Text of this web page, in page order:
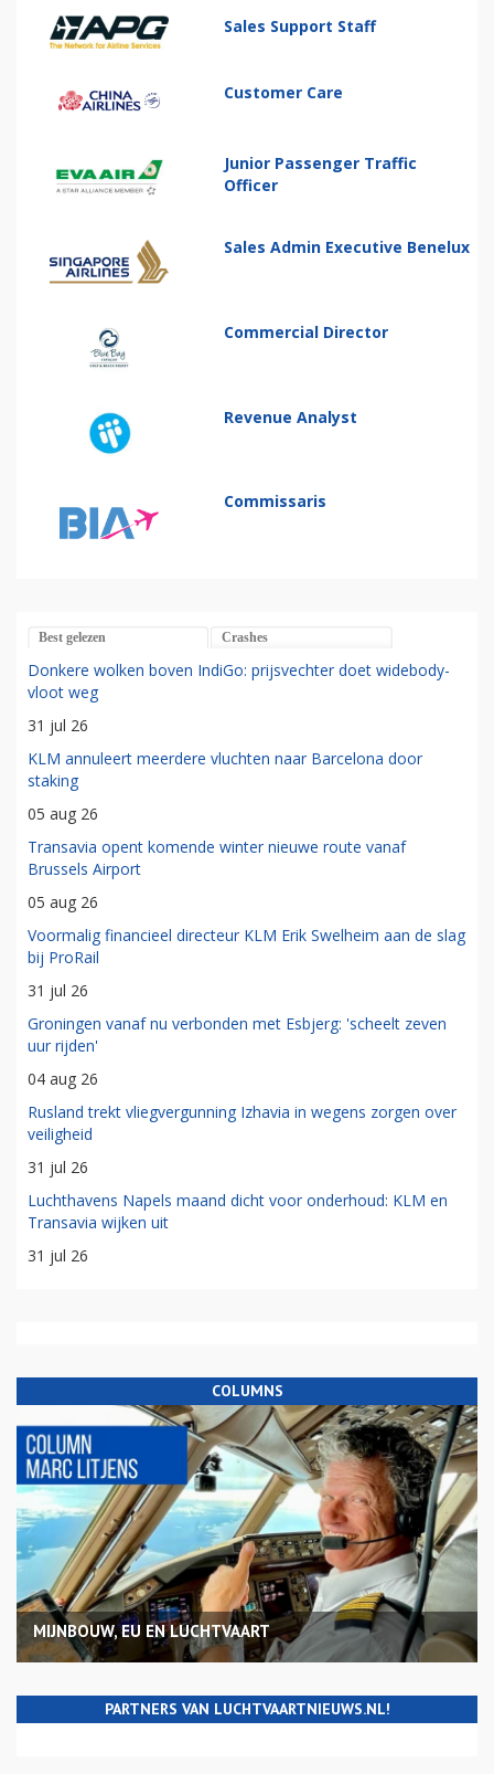
Sales Support Staff
Customer Care
Junior Passenger Traffic
Officer
Sales Admin Executive Benelux
Commercial Director
Revenue Analyst
Commissaris
Best gelezen Crashes
Donkere wolken boven IndiGo: prijsvechter doet widebody-
vloot weg
31 jul 26
KLM annuleert meerdere vluchten naar Barcelona door
staking
05 aug 26
Transavia opent komende winter nieuwe route vanaf
Brussels Airport
05 aug 26
Voormalig financieel directeur KLM Erik Swelheim aan de slag
bij ProRail
31 jul 26
Groningen vanaf nu verbonden met Esbjerg: 'scheelt zeven
uur rijden'
04 aug 26
Rusland trekt vliegvergunning Izhavia in wegens zorgen over
veiligheid
31 jul 26
Luchthavens Napels maand dicht voor onderhoud: KLM en
Transavia wijken uit
31 jul 26
COLUMNS
MIJNBOUW, EU EN LUCHTVAART
PARTNERS VAN LUCHTVAARTNIEUWS.NL!